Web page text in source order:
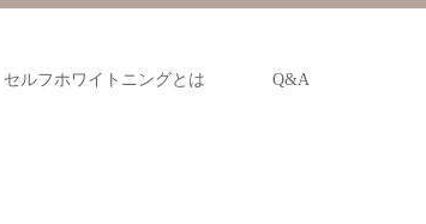
セルフホワイトニングとは Q&A